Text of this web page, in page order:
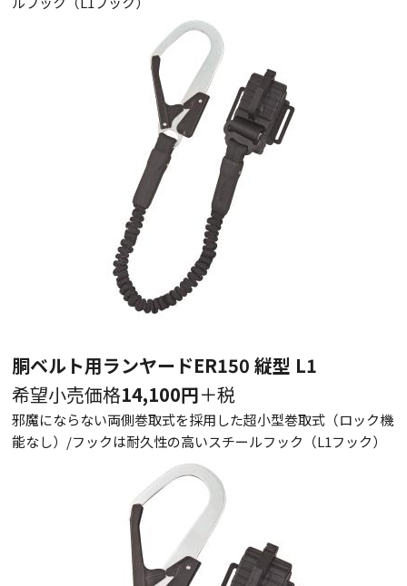
胴ベルト用ランヤードER150 縦型 L1
希望小売価格14,100円＋税
邪魔にならない両側巻取式を採用した超小型巻取式（ロック機
能なし）/フックは耐久性の高いスチールフック（L1フック）